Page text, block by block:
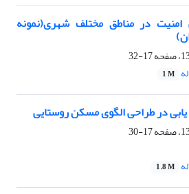
در مناطق مختلف شهری(نمونه
17-32
1 M
در طراحی الگوی مسکن روستایی
17-30
1.8 M